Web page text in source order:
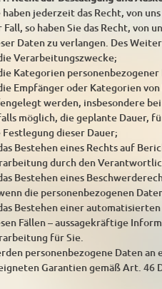
haben jederzeit das Recht, von
Fall, so haben Sie das Recht,
Daten zu verlangen. Des
Verarbeitungszwecke;
Kategorien
Empfänger oder Kategorien
werden, insbesondere
möglich, die geplante Dauer,
Festlegung dieser Dauer;
Bestehen eines Rechts auf
durch den
Bestehen eines
die personenbezogenen
Bestehen einer
Fällen – aussagekräftige
für Sie.
personenbezogene Daten
Garantien gemäß Art. 46